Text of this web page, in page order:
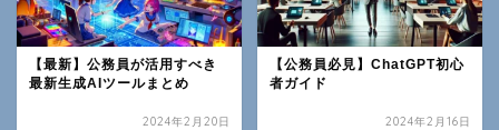
【最新】公務員が活用すべき
最新生成AIツールまとめ
2024年2月20日
【公務員必見】ChatGPT初心
者ガイド
2024年2月16日